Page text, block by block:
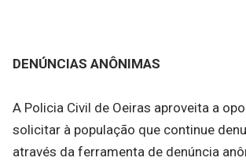
DENÚNCIAS ANÔNIMAS
A Policia Civil de Oeiras aproveita a
solicitar à população que continue
através da ferramenta de denúncia